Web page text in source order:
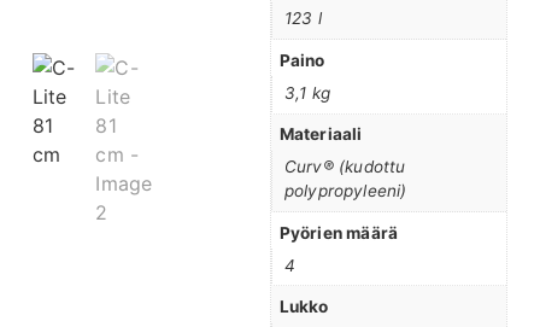
123 l
Paino
3,1 kg
Materiaali
Curv® (kudottu
polypropyleeni)
Pyörien määrä
4
Lukko